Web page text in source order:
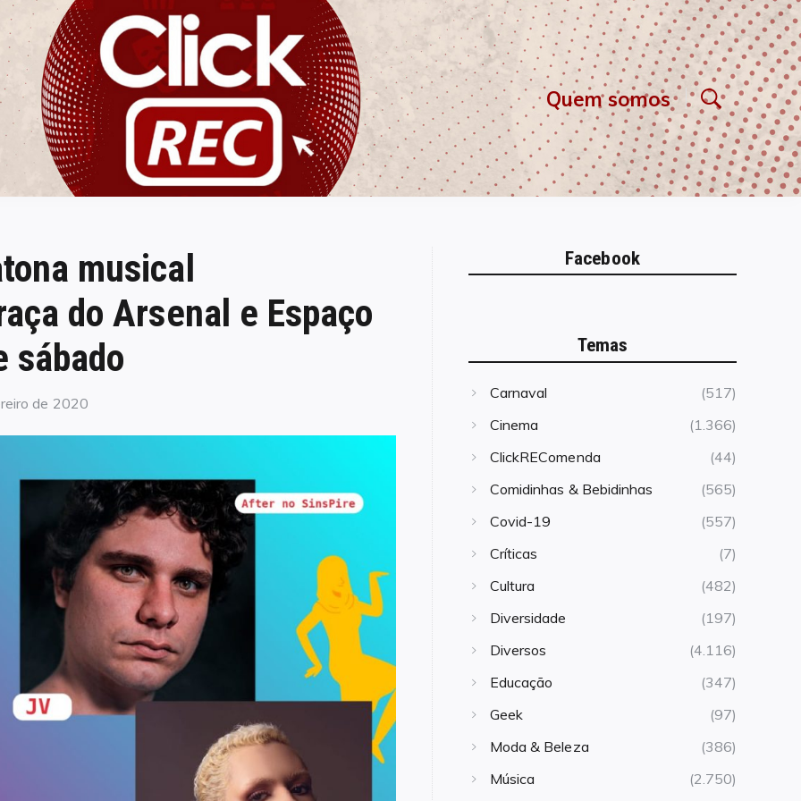
ClickREC Quem somos
musical
do Arsenal e Espaço
sábado
de 2020
Facebook
Temas
Carnaval
(517)
Cinema
(1.366)
ClickREComenda
(44)
Comidinhas & Bebidinhas
(565)
Covid-19
(557)
Críticas
(7)
Cultura
(482)
Diversidade
(197)
Diversos
(4.116)
Educação
(347)
Geek
(97)
Moda & Beleza
(386)
Música
(2.750)